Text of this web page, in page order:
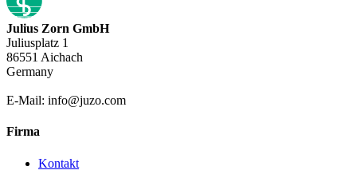
Julius Zorn GmbH
Juliusplatz 1
86551 Aichach
Germany
E-Mail: info@juzo.com
Firma
Kontakt